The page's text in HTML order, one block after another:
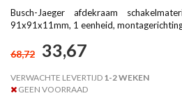
Busch-Jaeger afdekraam
91x91x11mm, 1 eenheid,
68,72 33,67
VERWACHTE LEVERTIJD 1-2 WEKEN
GEEN VOORRAAD